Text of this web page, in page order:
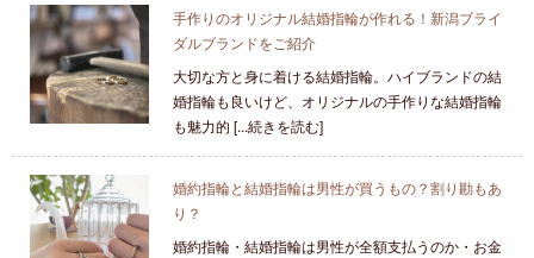
手作りのオリジナル結婚指輪が作れる！新潟ブライ
ダルブランドをご紹介
大切な方と身に着ける結婚指輪。ハイブランドの結
婚指輪も良いけど、オリジナルの手作りな結婚指輪
も魅力的 [...続きを読む]
婚約指輪と結婚指輪は男性が買うもの？割り勘もあ
り？
婚約指輪・結婚指輪は男性が全額支払うのか・お金